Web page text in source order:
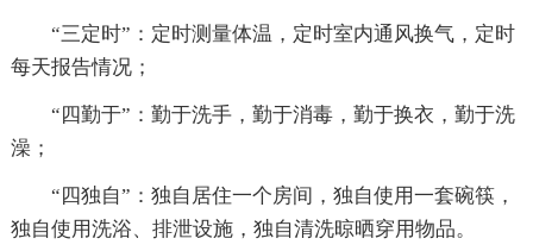
“三定时”：定时测量体温，定时室内通风换气，定时
每天报告情况；
“四勤于”：勤于洗手，勤于消毒，勤于换衣，勤于洗
澡；
“四独自”：独自居住一个房间，独自使用一套碗筷，
独自使用洗浴、排泄设施，独自清洗晾晒穿用物品。